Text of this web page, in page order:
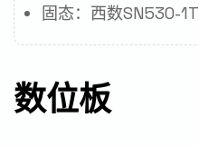
固态：西数SN530-1T
数位板